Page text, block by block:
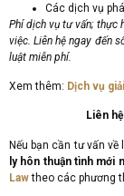
Các dịch vụ
Phí dịch vụ tư vấn; thực
việc. Liên hệ ngay đến
luật miễn phí.
Xem thêm: Dịch vụ
Liên
Nếu bạn cần tư vấn
ly hôn thuận tình mới
Lawtheo các phương